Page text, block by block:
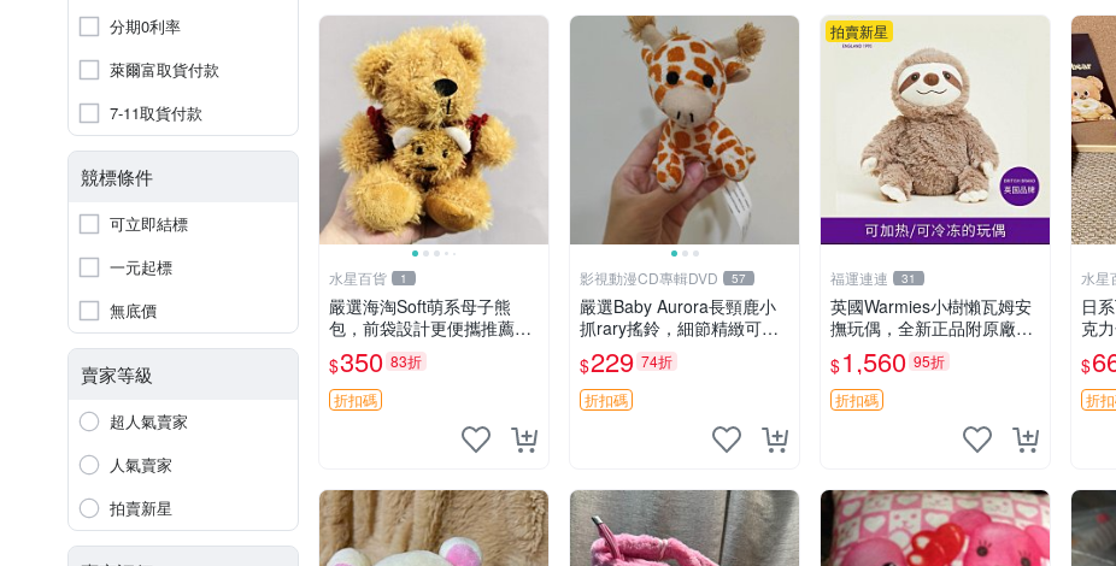
分期0利率
萊爾富取貨付款
7-11取貨付款
競標條件
可立即結標
一元起標
無底價
賣家等級
超人氣賣家
人氣賣家
拍賣新星
水星百貨 1
嚴選海淘Soft萌系母子熊
包，前袋設計更便攜推薦收
藏 母子熊 軟綿綿 包包
$350 83折
折扣碼
影視動漫CD專輯DVD 57
嚴選Baby Aurora長頸鹿小
抓rary搖鈴，細節精緻可聆
聽清脆鈴音 軟萌可愛 定制
紀念 金屬搖鈴 新手媽咪推
薦 長頸鹿 抓rary 搖鈴
$229 74折
折扣碼
拍賣新星
福運連連 31
英國Warmies小樹懶瓦姆安
撫玩偶，全新正品附原廠吊
牌與防塵袋，內藏薰衣草可
加熱，適合各個年齡層，冷
暖兩用享受抱抱樂趣，不容
錯過嚴選好物 溫暖 冷感
$1,560 95折
折扣碼
水星
日
克
偶
郵電
$
折